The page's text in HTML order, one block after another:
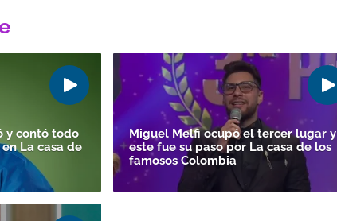
y contó todo
La casa de
Miguel Melfi ocupó el tercer lugar y
este fue su paso por La casa de los
famosos Colombia